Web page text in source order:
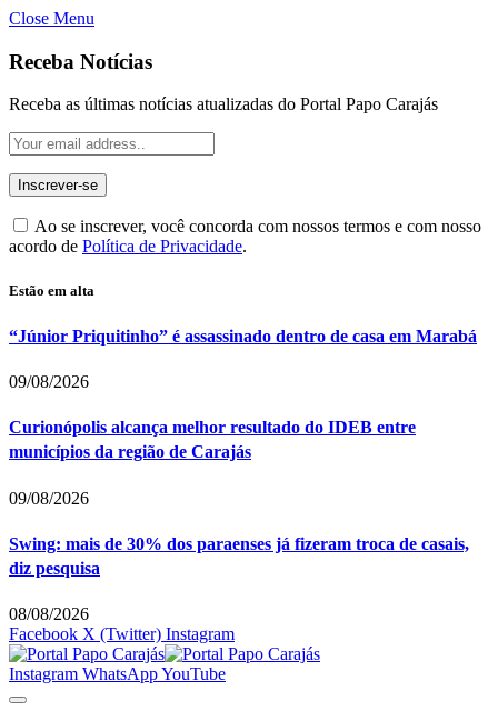
Close Menu
Receba Notícias
Receba as últimas notícias atualizadas do Portal Papo Carajás
Ao se inscrever, você concorda com nossos termos e com nosso
acordo de Política de Privacidade.
Estão em alta
“Júnior Priquitinho” é assassinado dentro de casa em Marabá
09/08/2026
Curionópolis alcança melhor resultado do IDEB entre
municípios da região de Carajás
09/08/2026
Swing: mais de 30% dos paraenses já fizeram troca de casais,
diz pesquisa
08/08/2026
Facebook X (Twitter) Instagram
Instagram WhatsAppYouTube